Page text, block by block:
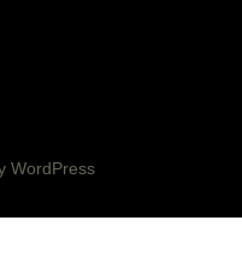
WordPress